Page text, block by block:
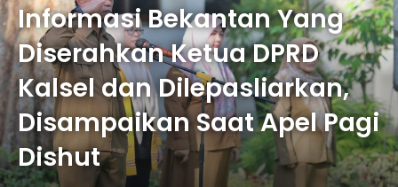
Informasi Bekantan Yang
Diserahkan Ketua DPRD
Kalsel dan Dilepasliarkan,
Disampaikan Saat Apel Pagi
Dishut